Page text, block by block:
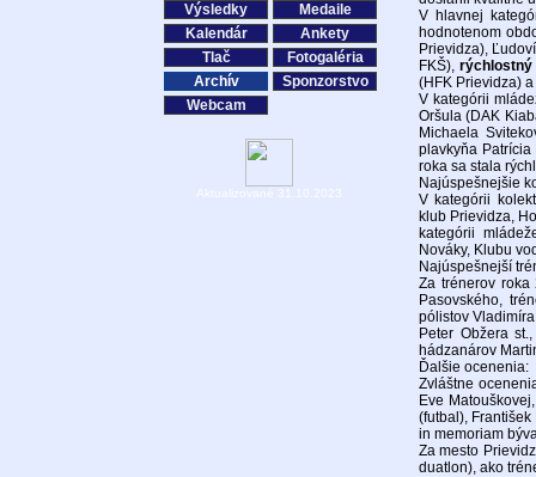
Výsledky
Medaile
Kalendár
Ankety
Tlač
Fotogaléria
Archív
Sponzorstvo
Webcam
Aktualizované 31.10.2023
V hlavnej
hodnotenom
Prievidza),
FKŠ), rýchlostný
(HFK Prievidza)
V kategórii
Oršula (DAK
Michaela
plavkyňa Patrícia
roka sa stala
Najúspešnejšie
V kategórii
klub Prievidza,
kategórii
Nováky, Klubu
Najúspešnejší
Za trénerov roka
Pasovského,
pólistov
Peter Obžera
hádzanárov
Ďalšie ocenenia:
Zvláštne
Eve
(futbal),
in memoriam
Za mesto
duatlon), ako